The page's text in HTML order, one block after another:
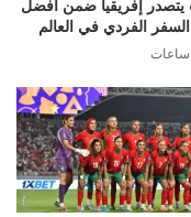
يتصدر إفريقيا ضمن أفضل
الفردي في العالم